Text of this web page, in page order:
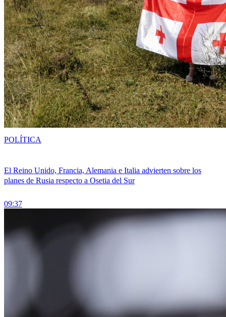
El Reino Unido, Francia, Alemania e Italia advierten sobre los
planes de Rusia respecto a Osetia del Sur
09:37
POLÍTICA